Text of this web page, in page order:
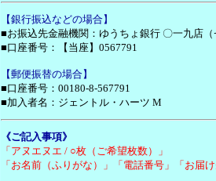
【銀行振込などの場合】
■お振込先金融機関：ゆうちょ銀行 〇一九店
■口座番号：【当座】0567791
【郵便振替の場合】
■口座番号：00180-8-567791
■加入者名：ジェントル・ハーツ M
《ご記入事項》
「アヌエヌエ / ○枚（ご希望枚数）」
「お名前（ふりがな）」「電話番号」「お届